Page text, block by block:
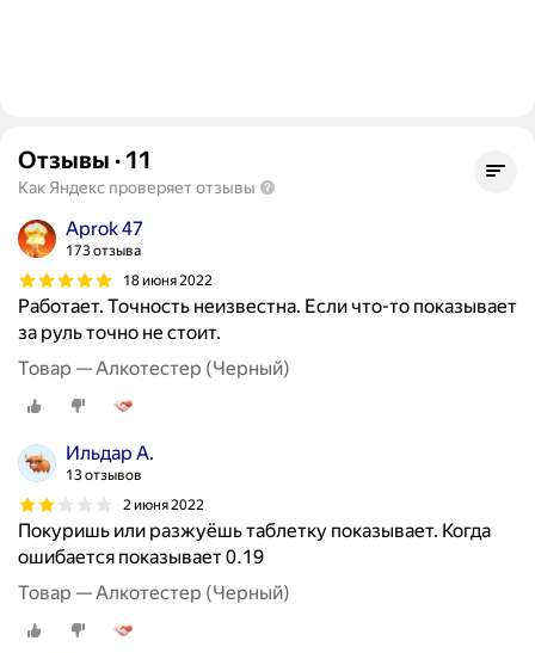
Отзывы · 11
Как Яндекс проверяет отзывы
Aprok 47
173 отзыва
18 июня 2022
Работает. Точность неизвестна. Если что-то показывает
за руль точно не стоит.
Товар — Алкотестер (Черный)
Ильдар А.
13 отзывов
2 июня 2022
Покуришь или разжуёшь таблетку показывает. Когда
ошибается показывает 0.19
Товар — Алкотестер (Черный)